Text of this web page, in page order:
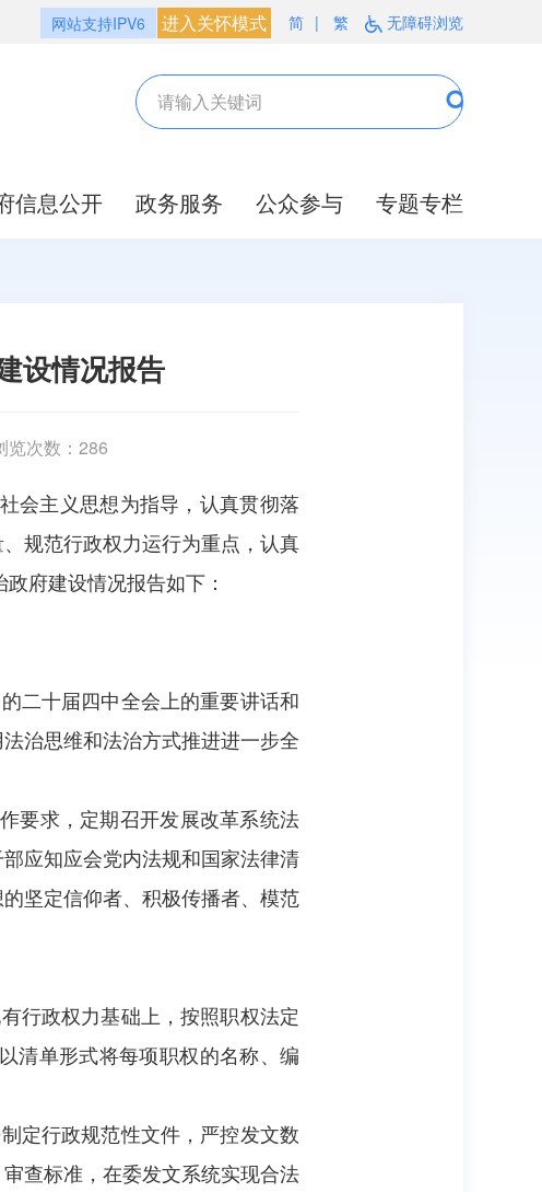
网站支持IPV6 进入关怀模式 简 | 繁 无障碍浏览
信息公开 政务服务 公众参与 专题专栏
设情况报告
览次数： 286
会主义思想为指导，认真贯彻落
规范行政权力运行为重点，认真
府建设情况报告如下：
二十届四中全会上的重要讲话和
治思维和法治方式推进进一步全
要求，定期召开发展改革系统法
应知应会党内法规和国家法律清
坚定信仰者、积极传播者、模范
行政权力基础上，按照职权法定
清单形式将每项职权的名称、编
定行政规范性文件，严控发文数
查标准，在委发文系统实现合法